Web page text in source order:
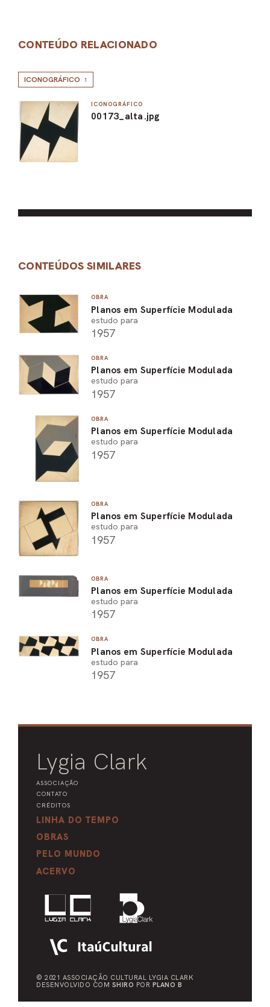
CONTEÚDO RELACIONADO
ICONOGRÁFICO 1
ICONOGRÁFICO
00173_alta.jpg
CONTEÚDOS SIMILARES
OBRA
Planos em Superfície Modulada
estudo para
1957
OBRA
Planos em Superfície Modulada
estudo para
1957
OBRA
Planos em Superfície Modulada
estudo para
1957
OBRA
Planos em Superfície Modulada
estudo para
1957
OBRA
Planos em Superfície Modulada
estudo para
1957
OBRA
Planos em Superfície Modulada
estudo para
1957
Lygia Clark
ASSOCIAÇÃO
CONTATO
CRÉDITOS
LINHA DO TEMPO
OBRAS
PELO MUNDO
ACERVO
© 2021 ASSOCIAÇÃO CULTURAL LYGIA CLARK
DESENVOLVIDO COM SHIRO POR PLANO B